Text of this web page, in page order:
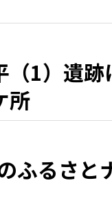
（1）遺
所
ふるさ